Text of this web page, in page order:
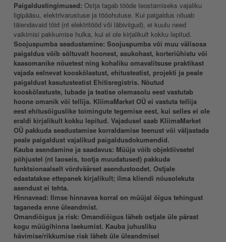
Paigaldustingimused: Ostja tagab tööde teostamiseks vajaliku
ligipääsu, elektrivarustuse ja tööohutuse. Kui paigaldus nõuab
täiendavaid töid (nt elektritööd või läbiviigud), ei kuulu need
vaikimisi pakkumise hulka, kui ei ole kirjalikult kokku lepitud.
Soojuspumba seadustamine: Soojuspumba või muu välisosa
paigaldus võib sõltuvalt hoonest, asukohast, korteriühistu või
kaasomanike nõuetest ning kohaliku omavalitsuse praktikast
vajada eelnevat kooskõlastust, ehitusteatist, projekti ja peale
paigaldust kasutusteatist Ehitisregistris. Nõutud
kooskõlastuste, lubade ja teatise olemasolu eest vastutab
hoone omanik või tellija. KliimaMarket OÜ ei vastuta tellija
eest ehitusõiguslike toimingute tegemise eest, kui selles ei ole
eraldi kirjalikult kokku lepitud. Vajadusel saab KliimaMarket
OÜ pakkuda seadustamise korraldamise teenust või väljastada
peale paigaldust vajalikud paigaldusdokumendid.
Kauba asendamine ja saadavus: Müüja võib objektiivsetel
põhjustel (nt laoseis, tootja muudatused) pakkuda
funktsionaalselt võrdväärset asendustoodet. Ostjale
edastatakse ettepanek kirjalikult; ilma kliendi nõusolekuta
asendust ei tehta.
Hinnavead: Ilmse hinnavea korral on müüjal õigus tehingust
taganeda enne üleandmist.
Omandiõigus ja risk: Omandiõigus läheb ostjale üle pärast
kogu müügihinna laekumist. Kauba juhusliku
hävimise/rikkumise risk läheb üle üleandmisel